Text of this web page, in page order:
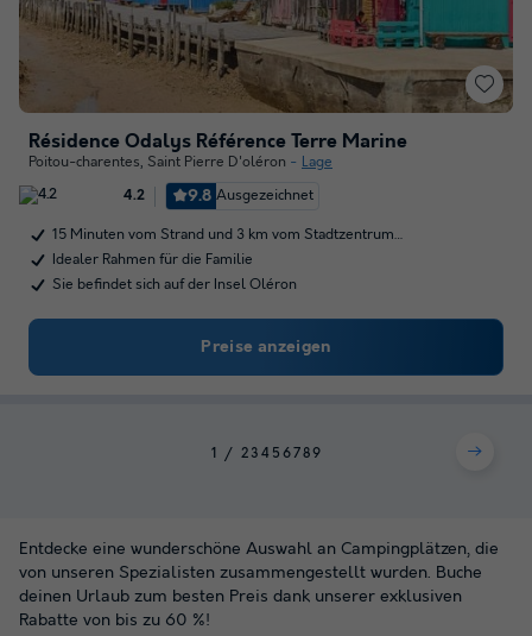
Résidence Odalys Référence Terre Marine
Poitou-charentes, Saint Pierre D'oléron Lage
4.2 9.8 Ausgezeichnet
15 Minuten vom Strand und 3 km vom Stadtzentrum…
Idealer Rahmen für die Familie
Sie befindet sich auf der Insel Oléron
Preise anzeigen
1 2 3 4 5 6789
Entdecke eine wunderschöne Auswahl an Campingplätzen, die
von unseren Spezialisten zusammengestellt wurden. Buche
deinen Urlaub zum besten Preis dank unserer exklusiven
Rabatte von bis zu 60 %!